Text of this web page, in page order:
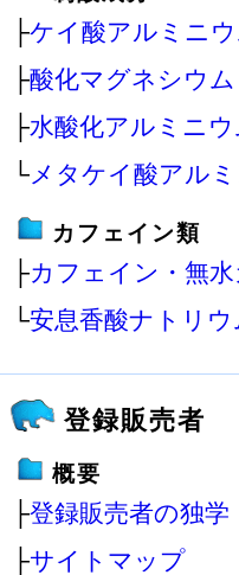
├ケイ酸アルミニウ
├酸化マグネシウム
├水酸化アルミニ
└メタケイ酸アル
カフェイン類
├カフェイン・無
└安息香酸ナトリ
登録販売者
概要
├登録販売者の独学
├サイトマップ